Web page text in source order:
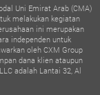
Uni Emirat Arab (CMA)
melakukan kegiatan
ini merupakan
independen untuk
oleh CXM Group
dana klien ataupun
adalah Lantai 32, Al